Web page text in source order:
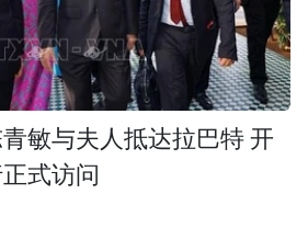
敏与夫人抵达拉巴特 开
式访问